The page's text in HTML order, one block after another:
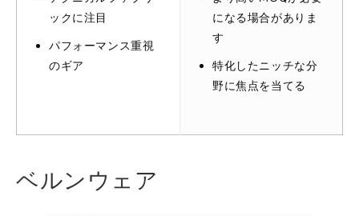
ックに注目
パフォーマンス重視
のギア
になる場合がありま
す
特化したニッチな分
野に焦点を当てる
ベルンウェア